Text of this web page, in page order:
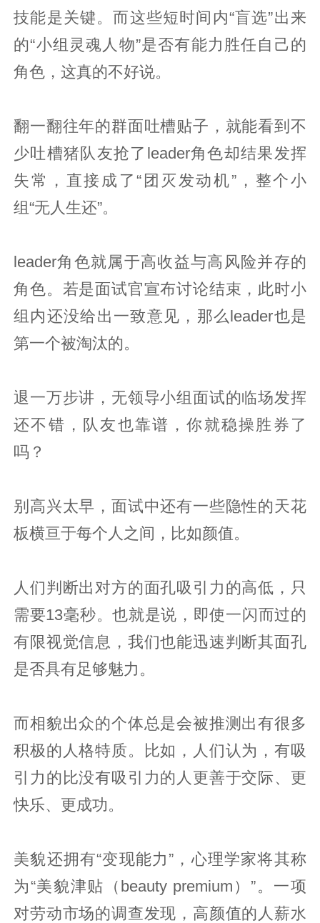
技能是关键。而这些短时间内“盲选”出来
的“小组灵魂人物”是否有能力胜任自己的
角色，这真的不好说。
翻一翻往年的群面吐槽贴子，就能看到不
少吐槽猪队友抢了leader角色却结果发挥
失常，直接成了“团灭发动机”，整个小
组“无人生还”。
leader角色就属于高收益与高风险并存的
角色。若是面试官宣布讨论结束，此时小
组内还没给出一致意见，那么leader也是
第一个被淘汰的。
退一万步讲，无领导小组面试的临场发挥
还不错，队友也靠谱，你就稳操胜券了
吗？
别高兴太早，面试中还有一些隐性的天花
板横亘于每个人之间，比如颜值。
人们判断出对方的面孔吸引力的高低，只
需要13毫秒。也就是说，即使一闪而过的
有限视觉信息，我们也能迅速判断其面孔
是否具有足够魅力。
而相貌出众的个体总是会被推测出有很多
积极的人格特质。比如，人们认为，有吸
引力的比没有吸引力的人更善于交际、更
快乐、更成功。
美貌还拥有“变现能力”，心理学家将其称
为“美貌津贴（beauty premium）”。一项
对劳动市场的调查发现，高颜值的人薪水